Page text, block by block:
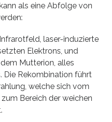
als eine Abfolge von
laser-induzierte
Elektrons, und
Mutterion, alles
Die Rekombination führt
welche sich vom
Bereich der weichen